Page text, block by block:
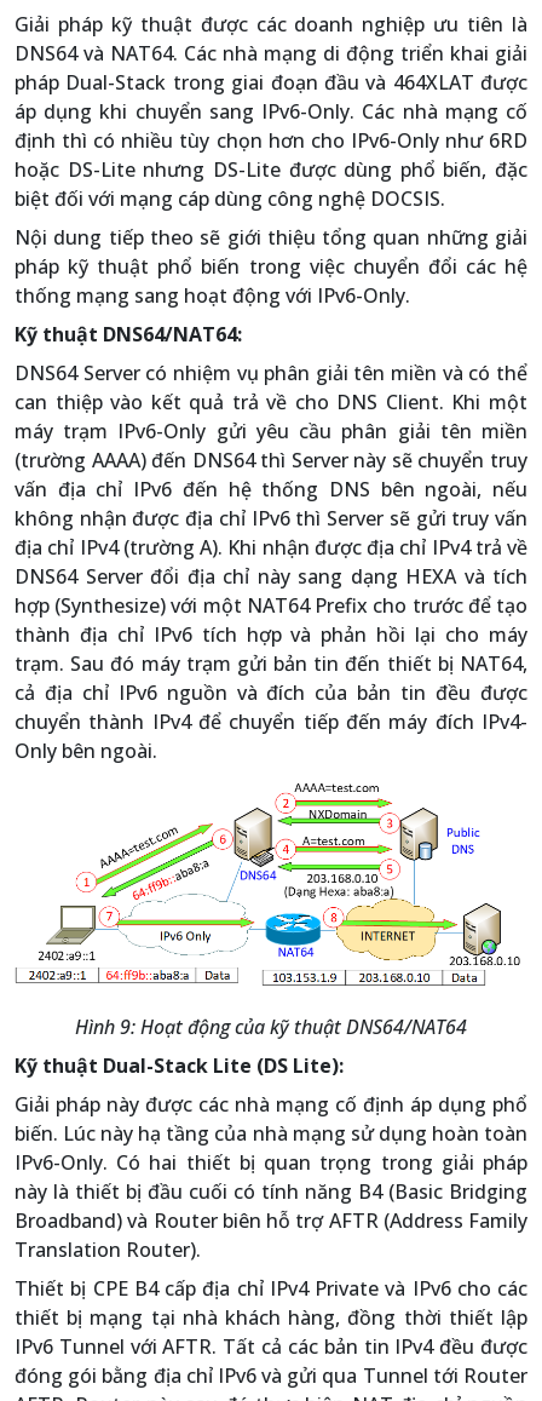
Giải pháp kỹ thuật được các doanh nghiệp ưu tiên là
DNS64 và NAT64. Các nhà mạng di động triển khai giải
pháp Dual-Stack trong giai đoạn đầu và 464XLAT được
áp dụng khi chuyển sang IPv6-Only. Các nhà mạng cố
định thì có nhiều tùy chọn hơn cho IPv6-Only như 6RD
hoặc DS-Lite nhưng DS-Lite được dùng phổ biến, đặc
biệt đối với mạng cáp dùng công nghệ DOCSIS.
Nội dung tiếp theo sẽ giới thiệu tổng quan những giải
pháp kỹ thuật phổ biến trong việc chuyển đổi các hệ
thống mạng sang hoạt động với IPv6-Only.
Kỹ thuật DNS64/NAT64:
DNS64 Server có nhiệm vụ phân giải tên miền và có thể
can thiệp vào kết quả trả về cho DNS Client. Khi một
máy trạm IPv6-Only gửi yêu cầu phân giải tên miền
(trường AAAA) đến DNS64 thì Server này sẽ chuyển truy
vấn địa chỉ IPv6 đến hệ thống DNS bên ngoài, nếu
không nhận được địa chỉ IPv6 thì Server sẽ gửi truy vấn
địa chỉ IPv4 (trường A). Khi nhận được địa chỉ IPv4 trả về
DNS64 Server đổi địa chỉ này sang dạng HEXA và tích
hợp (Synthesize) với một NAT64 Prefix cho trước để tạo
thành địa chỉ IPv6 tích hợp và phản hồi lại cho máy
trạm. Sau đó máy trạm gửi bản tin đến thiết bị NAT64,
cả địa chỉ IPv6 nguồn và đích của bản tin đều được
chuyển thành IPv4 để chuyển tiếp đến máy đích IPv4-
Only bên ngoài.
Hình 9: Hoạt động của kỹ thuật DNS64/NAT64
Kỹ thuật Dual-Stack Lite (DS Lite):
Giải pháp này được các nhà mạng cố định áp dụng phổ
biến. Lúc này hạ tầng của nhà mạng sử dụng hoàn toàn
IPv6-Only. Có hai thiết bị quan trọng trong giải pháp
này là thiết bị đầu cuối có tính năng B4 (Basic Bridging
Broadband) và Router biên hỗ trợ AFTR (Address Family
Translation Router).
Thiết bị CPE B4 cấp địa chỉ IPv4 Private và IPv6 cho các
thiết bị mạng tại nhà khách hàng, đồng thời thiết lập
IPv6 Tunnel với AFTR. Tất cả các bản tin IPv4 đều được
đóng gói bằng địa chỉ IPv6 và gửi qua Tunnel tới Router